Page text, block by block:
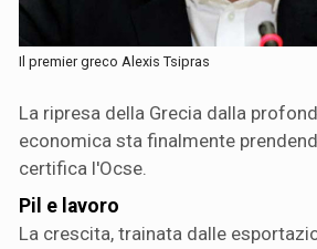
Il premier greco Alexis Tsipras
La ripresa della Grecia dalla
economica sta finalmente
certifica l'Ocse.
Pil e lavoro
La crescita, trainata dalle